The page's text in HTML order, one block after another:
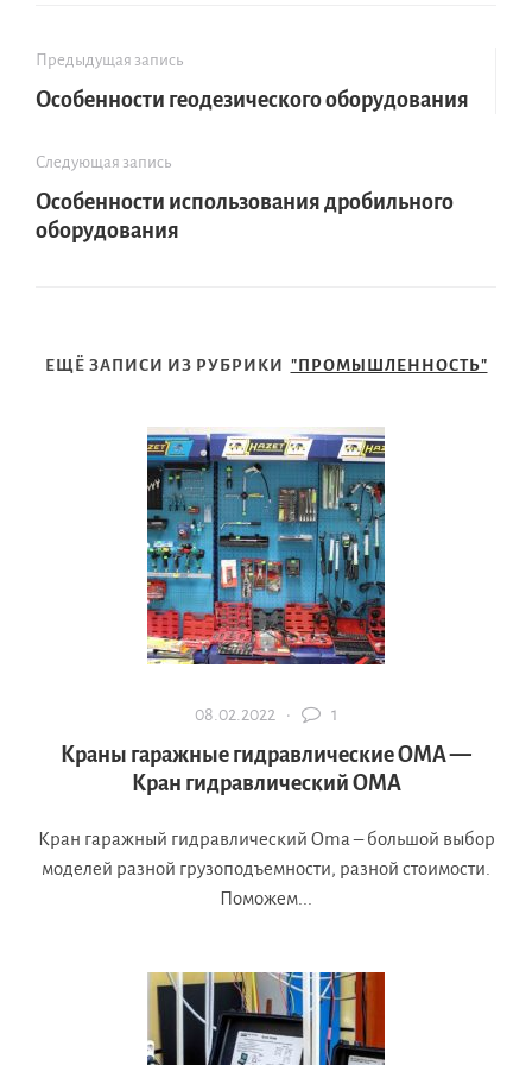
Предыдущая запись
Особенности геодезического оборудования
Следующая запись
Особенности использования дробильного
оборудования
ЕЩЁ ЗАПИСИ ИЗ РУБРИКИ "ПРОМЫШЛЕННОСТЬ"
08.02.2022 · 1
Краны гаражные гидравлические OMA —
Кран гидравлический OMA
Кран гаражный гидравлический Oma – большой выбор
моделей разной грузоподъемности, разной стоимости.
Поможем...